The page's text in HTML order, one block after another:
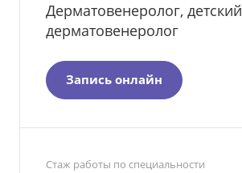
Дерматовенеролог, детский
дерматовенеролог
Запись онлайн
Стаж работы по специальности